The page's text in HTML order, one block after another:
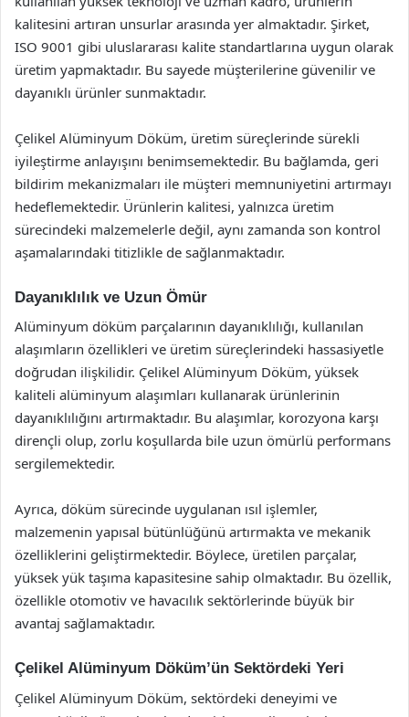
kalitesini artıran unsurlar arasında yer almaktadır. Şirket,
ISO 9001 gibi uluslararası kalite standartlarına uygun olarak
üretim yapmaktadır. Bu sayede müşterilerine güvenilir ve
dayanıklı ürünler sunmaktadır.
Çelikel Alüminyum Döküm, üretim süreçlerinde sürekli
iyileştirme anlayışını benimsemektedir. Bu bağlamda, geri
bildirim mekanizmaları ile müşteri memnuniyetini artırmayı
hedeflemektedir. Ürünlerin kalitesi, yalnızca üretim
sürecindeki malzemelerle değil, aynı zamanda son kontrol
aşamalarındaki titizlikle de sağlanmaktadır.
Dayanıklılık ve Uzun Ömür
Alüminyum döküm parçalarının dayanıklılığı, kullanılan
alaşımların özellikleri ve üretim süreçlerindeki hassasiyetle
doğrudan ilişkilidir. Çelikel Alüminyum Döküm, yüksek
kaliteli alüminyum alaşımları kullanarak ürünlerinin
dayanıklılığını artırmaktadır. Bu alaşımlar, korozyona karşı
dirençli olup, zorlu koşullarda bile uzun ömürlü performans
sergilemektedir.
Ayrıca, döküm sürecinde uygulanan ısıl işlemler,
malzemenin yapısal bütünlüğünü artırmakta ve mekanik
özelliklerini geliştirmektedir. Böylece, üretilen parçalar,
yüksek yük taşıma kapasitesine sahip olmaktadır. Bu özellik,
özellikle otomotiv ve havacılık sektörlerinde büyük bir
avantaj sağlamaktadır.
Çelikel Alüminyum Döküm’ün Sektördeki Yeri
Çelikel Alüminyum Döküm, sektördeki deneyimi ve